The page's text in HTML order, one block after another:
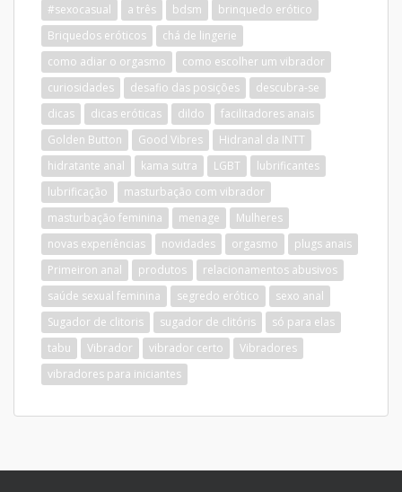
#sexocasual a três bdsm
brinquedo erótico
Briquedos eróticos
chá de lingerie
como adiar o orgasmo
como escolher um vibrador
curiosidades
desafio das posições
descubra-se
dicas
dicas eróticas dildo
facilitadores anais
Golden Button
Good Vibres
Hidranal da INTT
hidratante anal
kama sutra LGBT
lubrificantes
lubrificação
masturbação com vibrador
masturbação feminina
menage
Mulheres
novas experiências
novidades orgasmo
plugs anais
Primeiron anal
produtos
relacionamentos abusivos
saúde sexual feminina
segredo erótico
sexo anal
Sugador de clitoris
sugador de clitóris
só para elas
tabu
Vibrador vibrador certo
Vibradores
vibradores para iniciantes